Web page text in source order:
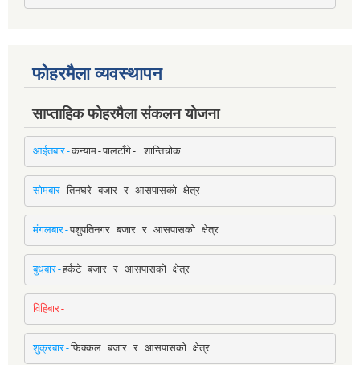
फोहरमैला व्यवस्थापन
साप्ताहिक फोहरमैला संकलन योजना
आईतबार-कन्याम-पालटाँगे- शान्तिचोक
सोमबार-तिनघरे बजार र आसपासको क्षेत्र
मंगलबार-पशुपतिनगर बजार र आसपासको क्षेत्र
बुधबार-हर्कटे बजार र आसपासको क्षेत्र
विहिबार-
शुक्रबार-फिक्कल बजार र आसपासको क्षेत्र